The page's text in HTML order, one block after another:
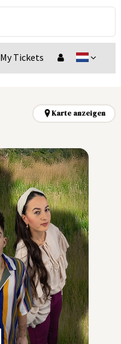
My Tickets
Karte anzeigen